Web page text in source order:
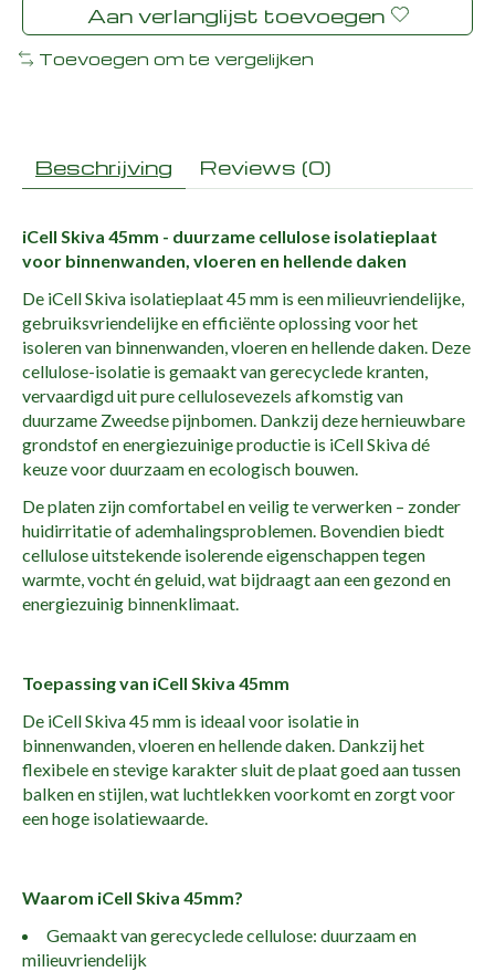
Aan verlanglijst toevoegen
Toevoegen om te vergelijken
Beschrijving Reviews (0)
iCell Skiva 45mm - duurzame cellulose isolatieplaat
voor binnenwanden, vloeren en hellende daken
De iCell Skiva isolatieplaat 45 mm is een milieuvriendelijke,
gebruiksvriendelijke en efficiënte oplossing voor het
isoleren van binnenwanden, vloeren en hellende daken. Deze
cellulose-isolatie is gemaakt van gerecyclede kranten,
vervaardigd uit pure cellulosevezels afkomstig van
duurzame Zweedse pijnbomen. Dankzij deze hernieuwbare
grondstof en energiezuinige productie is iCell Skiva dé
keuze voor duurzaam en ecologisch bouwen.
De platen zijn comfortabel en veilig te verwerken – zonder
huidirritatie of ademhalingsproblemen. Bovendien biedt
cellulose uitstekende isolerende eigenschappen tegen
warmte, vocht én geluid, wat bijdraagt aan een gezond en
energiezuinig binnenklimaat.
Toepassing van iCell Skiva 45mm
De iCell Skiva 45 mm is ideaal voor isolatie in
binnenwanden, vloeren en hellende daken. Dankzij het
flexibele en stevige karakter sluit de plaat goed aan tussen
balken en stijlen, wat luchtlekken voorkomt en zorgt voor
een hoge isolatiewaarde.
Waarom iCell Skiva 45mm?
Gemaakt van gerecyclede cellulose: duurzaam en
milieuvriendelijk